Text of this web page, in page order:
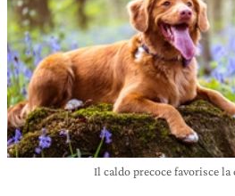
Il caldo precoce favorisce